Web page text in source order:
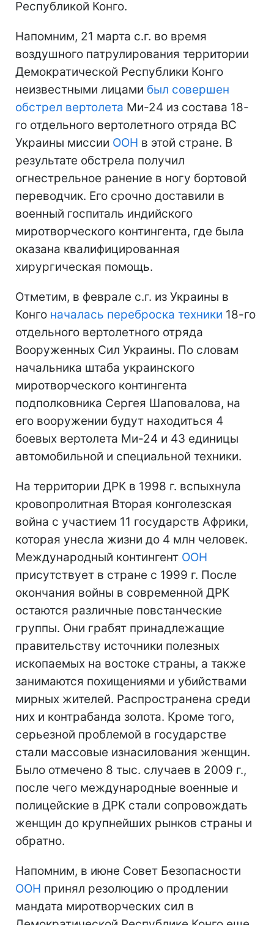
Республикой Конго.
Напомним, 21 марта с.г. во время
воздушного патрулирования территории
Демократической Республики Конго
неизвестными лицами был совершен
обстрел вертолета Ми-24 из состава 18-
го отдельного вертолетного отряда ВС
Украины миссии ООН в этой стране. В
результате обстрела получил
огнестрельное ранение в ногу бортовой
переводчик. Его срочно доставили в
военный госпиталь индийского
миротворческого контингента, где была
оказана квалифицированная
хирургическая помощь.
Отметим, в феврале с.г. из Украины в
Конго началась переброска техники 18-го
отдельного вертолетного отряда
Вооруженных Сил Украины. По словам
начальника штаба украинского
миротворческого контингента
подполковника Сергея Шаповалова, на
его вооружении будут находиться 4
боевых вертолета Ми-24 и 43 единицы
автомобильной и специальной техники.
На территории ДРК в 1998 г. вспыхнула
кровопролитная Вторая конголезская
война с участием 11 государств Африки,
которая унесла жизни до 4 млн человек.
Международный контингент ООН
присутствует в стране с 1999 г. После
окончания войны в современной ДРК
остаются различные повстанческие
группы. Они грабят принадлежащие
правительству источники полезных
ископаемых на востоке страны, а также
занимаются похищениями и убийствами
мирных жителей. Распространена среди
них и контрабанда золота. Кроме того,
серьезной проблемой в государстве
стали массовые изнасилования женщин.
Было отмечено 8 тыс. случаев в 2009 г.,
после чего международные военные и
полицейские в ДРК стали сопровождать
женщин до крупнейших рынков страны и
обратно.
Напомним, в июне Совет Безопасности
ООН принял резолюцию о продлении
мандата миротворческих сил в